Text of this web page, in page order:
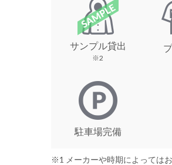
サンプル貸出
※2
駐車場完備
※1 メーカーや時期によっては